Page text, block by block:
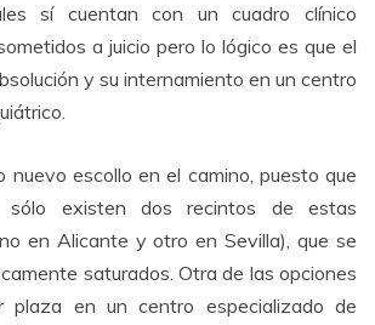
sí cuentan con un cuadro clínico
a juicio pero lo lógico es que el
y su internamiento en un centro
nuevo escollo en el camino, puesto que
existen dos recintos de estas
en Alicante y otro en Sevilla), que se
saturados. Otra de las opciones
plaza en un centro especializado de